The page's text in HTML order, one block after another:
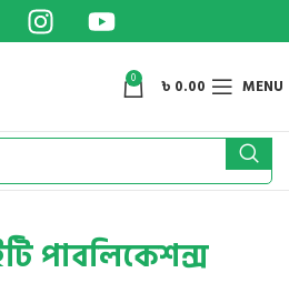
0 ৳ 0.00 MENU
পাবলিকেশন্স